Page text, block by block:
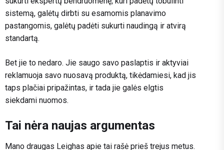
sistemą, galėtų dirbti su esamomis planavimo
pastangomis, galėtų padėti sukurti naudingą ir atvirą
standartą.
Bet jie to nedaro. Jie saugo savo paslaptis ir aktyviai
reklamuoja savo nuosavą produktą, tikėdamiesi, kad jis
taps plačiai pripažintas, ir tada jie galės elgtis
siekdami nuomos.
Tai nėra naujas argumentas
Mano draugas Leighas apie tai rašė prieš trejus metus.